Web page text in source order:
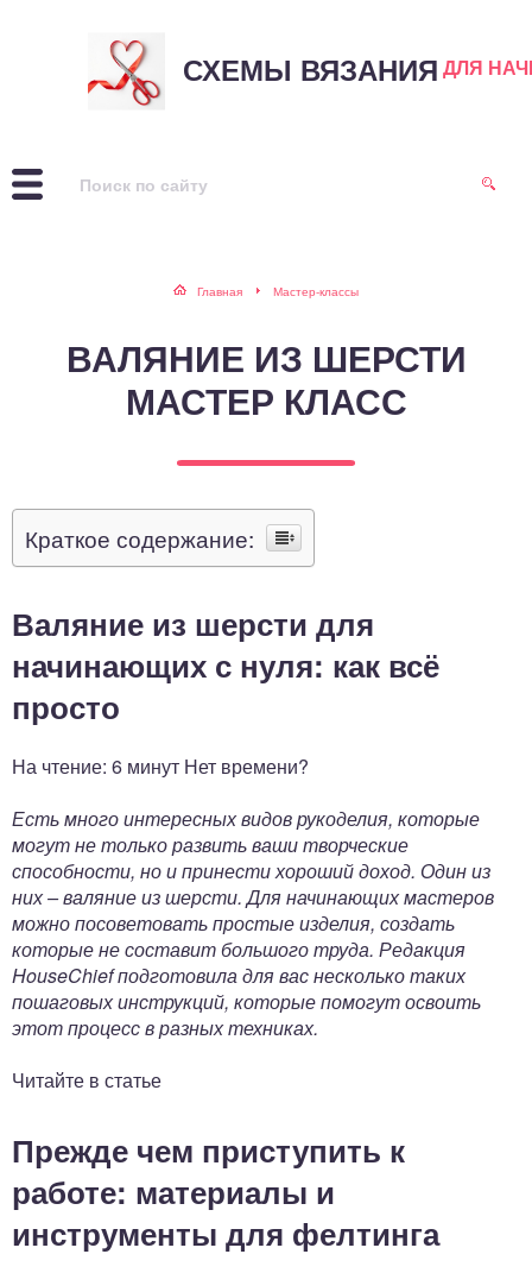
СХЕМЫ ВЯЗАНИЯ ДЛЯ
Главная Мастер-классы
ВАЛЯНИЕ ИЗ ШЕРСТИ
МАСТЕР КЛАСС
Краткое содержание:
Валяние из шерсти для
начинающих с нуля: как всё
просто
На чтение: 6 минут Нет времени?
Есть много интересных видов рукоделия, которые
могут не только развить ваши творческие
способности, но и принести хороший доход. Один из
них – валяние из шерсти. Для начинающих мастеров
можно посоветовать простые изделия, создать
которые не составит большого труда. Редакция
HouseChief подготовила для вас несколько таких
пошаговых инструкций, которые помогут освоить
этот процесс в разных техниках.
Читайте в статье
Прежде чем приступить к
работе: материалы и
инструменты для фелтинга